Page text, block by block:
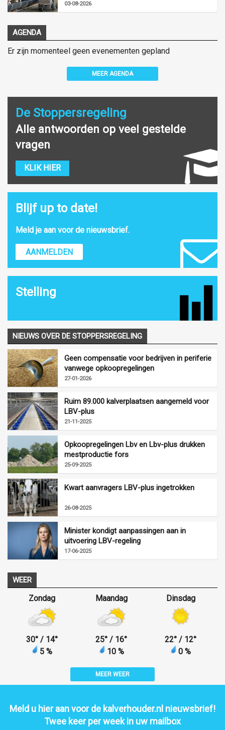
03-08-2026
AGENDA
Er zijn momenteel geen evenementen gepland
MEER AGENDA
De Stoppersregeling
Alle antwoorden op veel gestelde
vragen
KLIK HIER
Blijf up to date!
Meld je aan voor de nieuwsbrief.
AANMELDEN
Stelling
NIEUWS OVER DE STOPPERSREGELING
Geen compensatie voor bedrijven in periferie
vanwege opkoopregelingen
27-01-2026
Ruim 89.000 kalverplaatsen aangemeld voor
LBV-plus
21-11-2025
Opkoopregelingen Lbv en Lbv-plus drukken
mestproductie fors
25-09-2025
Kwart aanvragers LBV-plus ingetrokken
26-08-2025
Minister kondigt aanpassingen aan in
uitvoering LBV-regeling
17-06-2025
WEER
Zondag
30° / 14°
5 %
Maandag
25° / 16°
10 %
Dinsdag
22° / 12°
0 %
MEER WEER
Meld u hier aan voor de kalverhouder.nl nieuwsbrief!
Twee keer per week in uw mailbox